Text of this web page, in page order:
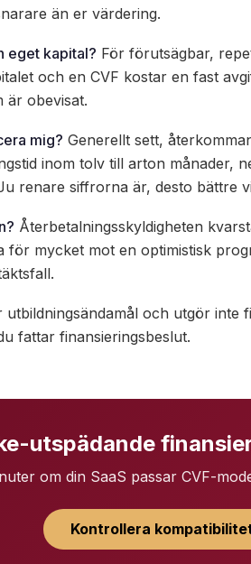
än er värdering.
eget kapital? För förutsägbar,
och en CVF kostar en fast
är obevisat.
mig? Generellt sett,
inom tolv till arton månader,
renare siffrorna är, desto bättre
Återbetalningsskyldigheten
för mycket mot en optimistisk
och utgör inte
fattar finansieringsbeslut.
utspädande
om din SaaS passar CVF-
Kontrollera